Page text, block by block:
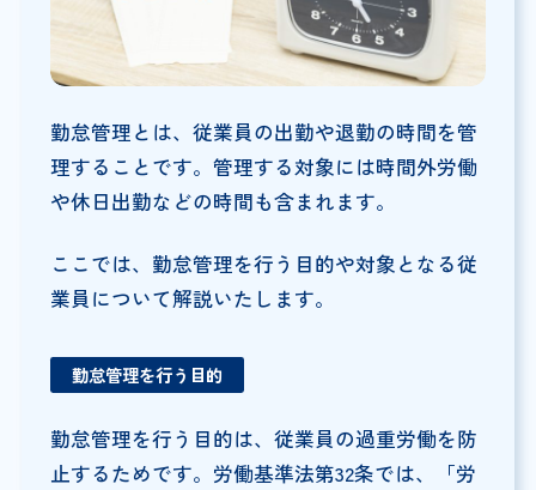
勤怠管理とは、従業員の出勤や退勤の時間を管
理することです。管理する対象には時間外労働
や休日出勤などの時間も含まれます。
ここでは、勤怠管理を行う目的や対象となる従
業員について解説いたします。
勤怠管理を行う目的
勤怠管理を行う目的は、従業員の過重労働を防
止するためです。労働基準法第32条では、「労